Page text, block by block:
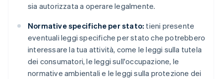
sia autorizzata a operare legalmente.
Normative specifiche per stato: tieni presente
eventuali leggi specifiche per stato che potrebbero
interessare la tua attività, come le leggi sulla tutela
dei consumatori, le leggi sull'occupazione, le
normative ambientali e le leggi sulla protezione dei